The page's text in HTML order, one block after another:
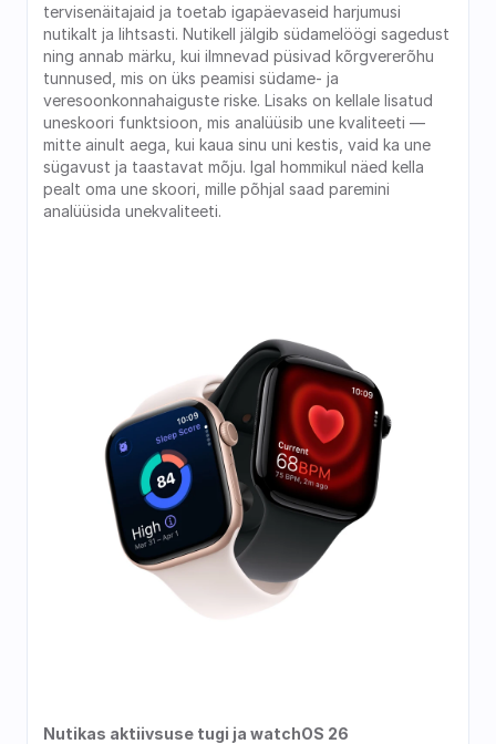
tervisenäitajaid ja toetab igapäevaseid harjumusi
nutikalt ja lihtsasti. Nutikell jälgib südamelöögi sagedust
ning annab märku, kui ilmnevad püsivad kõrgvererõhu
tunnused, mis on üks peamisi südame- ja
veresoonkonnahaiguste riske. Lisaks on kellale lisatud
uneskoori funktsioon, mis analüüsib une kvaliteeti —
mitte ainult aega, kui kaua sinu uni kestis, vaid ka une
sügavust ja taastavat mõju. Igal hommikul näed kella
pealt oma une skoori, mille põhjal saad paremini
analüüsida unekvaliteeti.
Nutikas aktiivsuse tugi ja watchOS 26